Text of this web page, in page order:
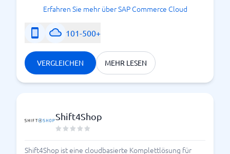
Erfahren Sie mehr über SAP Commerce Cloud
101-500+
VERGLEICHEN MEHR LESEN
Shift4Shop
Shift4Shop ist eine cloudbasierte Komplettlösung für